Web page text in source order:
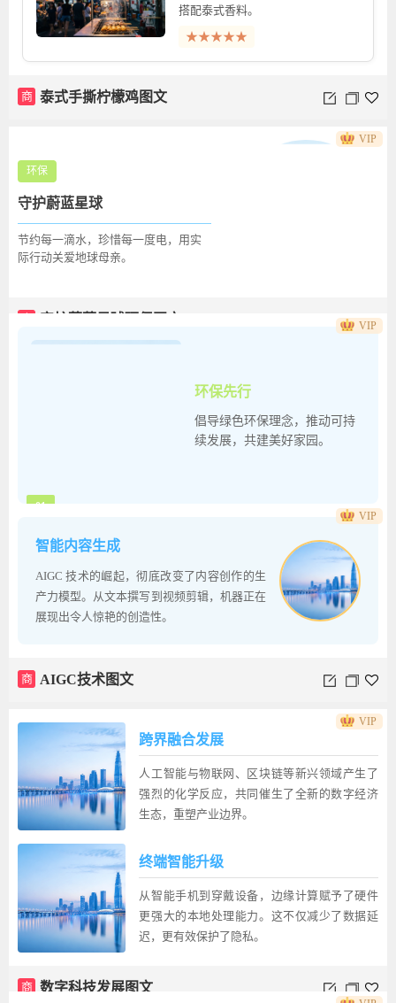
搭配泰式香料。
★★★★★
商 泰式手撕柠檬鸡图文
环保
守护蔚蓝星球
节约每一滴水，珍惜每一度电，用实
际行动关爱地球母亲。
VIP
环保先行
倡导绿色环保理念，推动可持
续发展，共建美好家园。
01
绿色环保理念图文
VIP
智能内容生成
AIGC 技术的崛起，彻底改变了内容创作的生
产力模型。从文本撰写到视频剪辑，机器正在
展现出令人惊艳的创造性。
商 AIGC技术图文
VIP
跨界融合发展
人工智能与物联网、区块链等新兴领域产生了
强烈的化学反应，共同催生了全新的数字经济
生态，重塑产业边界。
终端智能升级
从智能手机到穿戴设备，边缘计算赋予了硬件
更强大的本地处理能力。这不仅减少了数据延
迟，更有效保护了隐私。
商 数字科技发展图文
VIP